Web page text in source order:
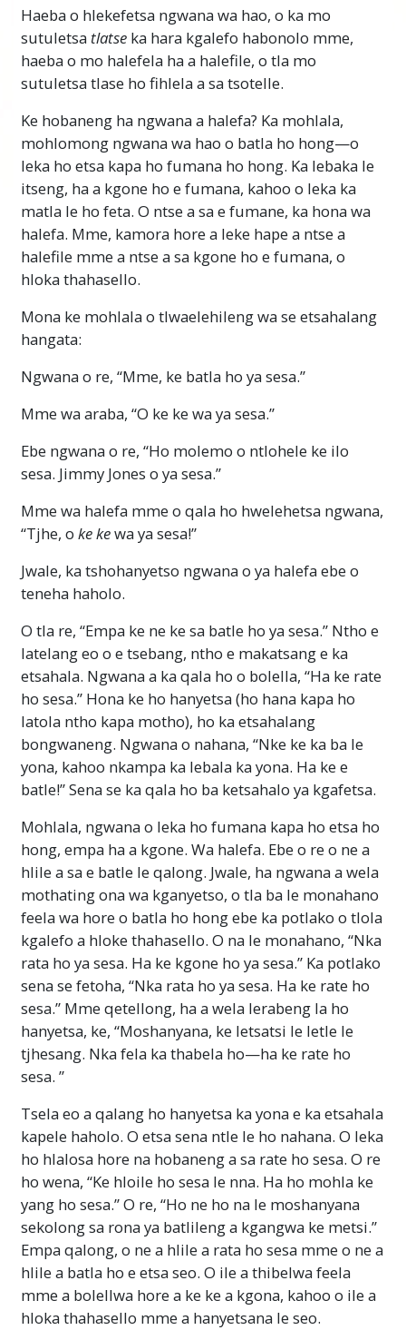
Haeba o hlekefetsa ngwana wa hao, o ka mo
sutuletsa tlatse ka hara kgalefo habonolo mme,
haeba o mo halefela ha a halefile, o tla mo
sutuletsa tlase ho fihlela a sa tsotelle.
Ke hobaneng ha ngwana a halefa? Ka mohlala,
mohlomong ngwana wa hao o batla ho hong—o
leka ho etsa kapa ho fumana ho hong. Ka lebaka le
itseng, ha a kgone ho e fumana, kahoo o leka ka
matla le ho feta. O ntse a sa e fumane, ka hona wa
halefa. Mme, kamora hore a leke hape a ntse a
halefile mme a ntse a sa kgone ho e fumana, o
hloka thahasello.
Mona ke mohlala o tlwaelehileng wa se etsahalang
hangata:
Ngwana o re, “Mme, ke batla ho ya sesa.”
Mme wa araba, “O ke ke wa ya sesa.”
Ebe ngwana o re, “Ho molemo o ntlohele ke ilo
sesa. Jimmy Jones o ya sesa.”
Mme wa halefa mme o qala ho hwelehetsa ngwana,
“Tjhe, o ke kewa ya sesa!”
Jwale, ka tshohanyetso ngwana o ya halefa ebe o
teneha haholo.
O tla re, “Empa ke ne ke sa batle ho ya sesa.” Ntho e
latelang eo o e tsebang, ntho e makatsang e ka
etsahala. Ngwana a ka qala ho o bolella, “Ha ke rate
ho sesa.” Hona ke ho hanyetsa (ho hana kapa ho
latola ntho kapa motho), ho ka etsahalang
bongwaneng. Ngwana o nahana, “Nke ke ka ba le
yona, kahoo nkampa ka lebala ka yona. Ha ke e
batle!” Sena se ka qala ho ba ketsahalo ya kgafetsa.
Mohlala, ngwana o leka ho fumana kapa ho etsa ho
hong, empa ha a kgone. Wa halefa. Ebe o re o ne a
hlile a sa e batle le qalong. Jwale, ha ngwana a wela
mothating ona wa kganyetso, o tla ba le monahano
feela wa hore o batla ho hong ebe ka potlako o tlola
kgalefo a hloke thahasello. O na le monahano, “Nka
rata ho ya sesa. Ha ke kgone ho ya sesa.” Ka potlako
sena se fetoha, “Nka rata ho ya sesa. Ha ke rate ho
sesa.” Mme qetellong, ha a wela lerabeng la ho
hanyetsa, ke, “Moshanyana, ke letsatsi le letle le
tjhesang. Nka fela ka thabela ho—ha ke rate ho
sesa. ”
Tsela eo a qalang ho hanyetsa ka yona e ka etsahala
kapele haholo. O etsa sena ntle le ho nahana. O leka
ho hlalosa hore na hobaneng a sa rate ho sesa. O re
ho wena, “Ke hloile ho sesa le nna. Ha ho mohla ke
yang ho sesa.” O re, “Ho ne ho na le moshanyana
sekolong sa rona ya batlileng a kgangwa ke metsi.”
Empa qalong, o ne a hlile a rata ho sesa mme o ne a
hlile a batla ho e etsa seo. O ile a thibelwa feela
mme a bolellwa hore a ke ke a kgona, kahoo o ile a
hloka thahasello mme a hanyetsana le seo.